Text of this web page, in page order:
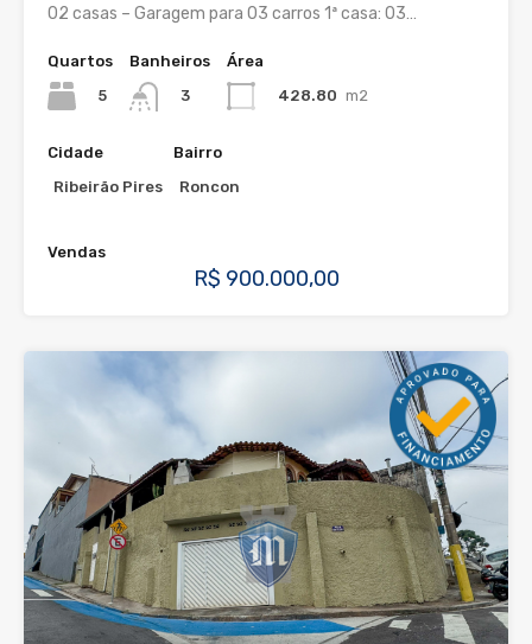
02 casas – Garagem para 03 carros 1ª casa: 03…
Quartos
5
Banheiros
3
Área
428.80 m2
Cidade
Ribeirão Pires
Bairro
Roncon
Vendas
R$ 900.000,00